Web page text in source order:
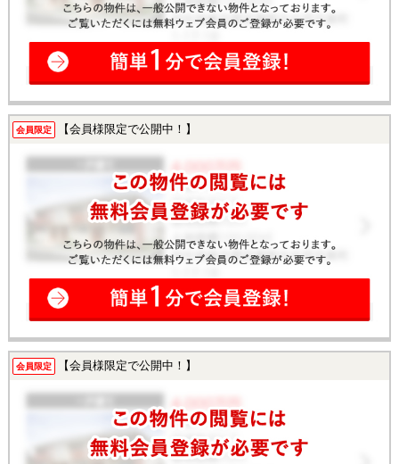
会員限定 【会員様限定で公開中！】
会員限定 【会員様限定で公開中！】